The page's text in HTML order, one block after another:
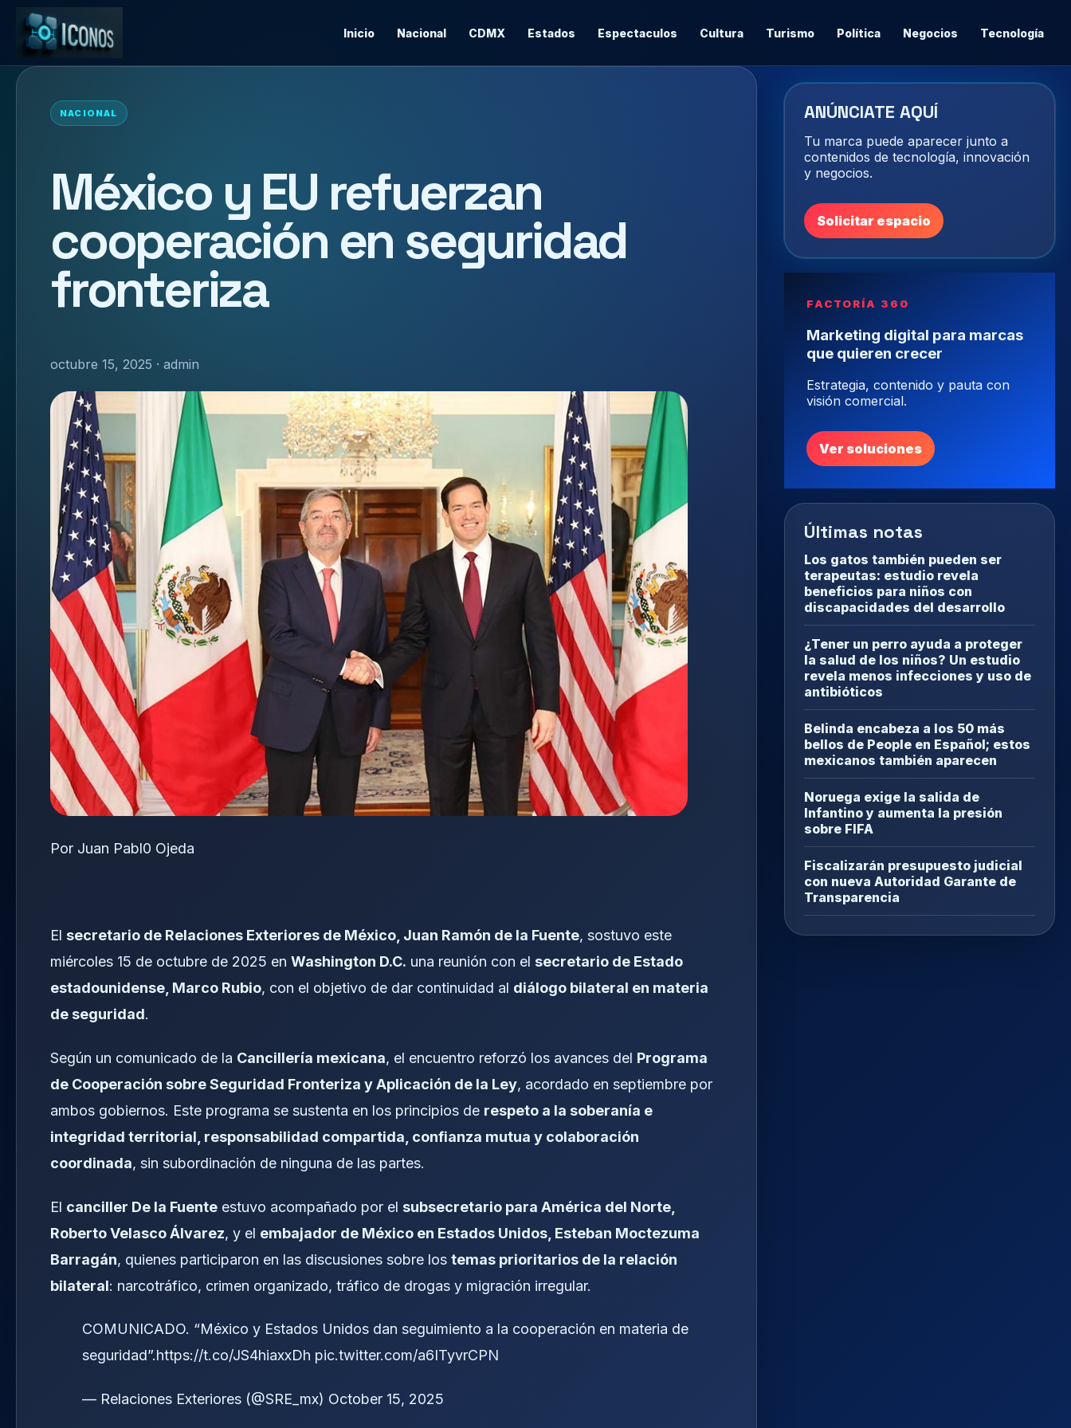
Inicio Nacional CDMX Estados Espectaculos Cultura Turismo Política Negocios Tecnología
NACIONAL
México y EU refuerzan
cooperación en seguridad
fronteriza
octubre 15, 2025 · admin
Por Juan Pabl0 Ojeda
El secretario de Relaciones Exteriores de México, Juan Ramón de la Fuente, sostuvo este
miércoles 15 de octubre de 2025 en Washington D.C. una reunión con el secretario de Estado
estadounidense, Marco Rubio, con el objetivo de dar continuidad al diálogo bilateral en materia
de seguridad.
Según un comunicado de la Cancillería mexicana, el encuentro reforzó los avances del Programa
de Cooperación sobre Seguridad Fronteriza y Aplicación de la Ley, acordado en septiembre por
ambos gobiernos. Este programa se sustenta en los principios de respeto a la soberanía e
integridad territorial, responsabilidad compartida, confianza mutua y colaboración
coordinada, sin subordinación de ninguna de las partes.
El canciller De la Fuente estuvo acompañado por el subsecretario para América del Norte,
Roberto Velasco Álvarez, y el embajador de México en Estados Unidos, Esteban Moctezuma
Barragán, quienes participaron en las discusiones sobre los temas prioritarios de la relación
bilateral: narcotráfico, crimen organizado, tráfico de drogas y migración irregular.
COMUNICADO. “México y Estados Unidos dan seguimiento a la cooperación en materia de
seguridad”.https://t.co/JS4hiaxxDh pic.twitter.com/a6ITyvrCPN
— Relaciones Exteriores (@SRE_mx) October 15, 2025
ANÚNCIATE AQUÍ
Tu marca puede aparecer junto a
contenidos de tecnología, innovación
y negocios.
Solicitar espacio
FACTORÍA 360
Marketing digital para marcas
que quieren crecer
Estrategia, contenido y pauta con
visión comercial.
Ver soluciones
Últimas notas
Los gatos también pueden ser
terapeutas: estudio revela
beneficios para niños con
discapacidades del desarrollo
¿Tener un perro ayuda a proteger
la salud de los niños? Un estudio
revela menos infecciones y uso de
antibióticos
Belinda encabeza a los 50 más
bellos de People en Español; estos
mexicanos también aparecen
Noruega exige la salida de
Infantino y aumenta la presión
sobre FIFA
Fiscalizarán presupuesto judicial
con nueva Autoridad Garante de
Transparencia